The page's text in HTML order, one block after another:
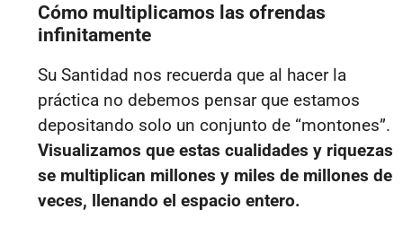
Cómo multiplicamos las ofrendas
infinitamente
Su Santidad nos recuerda que al hacer la
práctica no debemos pensar que estamos
depositando solo un conjunto de “montones”.
Visualizamos que estas cualidades y riquezas
se multiplican millones y miles de millones de
veces, llenando el espacio entero.